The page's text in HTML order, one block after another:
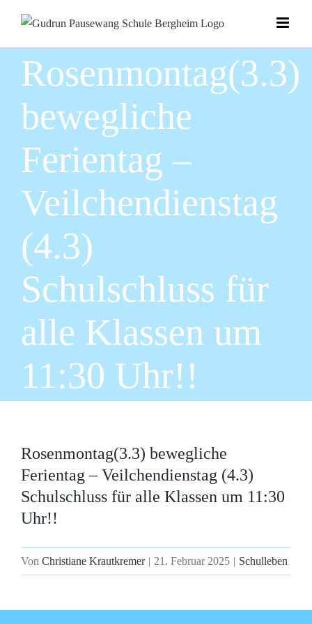
Inhalt
springen
Rosenmontag(3.3)
bewegliche
Ferientag –
Veilchendienstag
(4.3)
Schulschluss für
alle Klassen um
11:30 Uhr!!
Rosenmontag(3.3) bewegliche
Ferientag – Veilchendienstag (4.3)
Schulschluss für alle Klassen um 11:30
Uhr!!
Von Christiane Krautkremer | 21. Februar 2025 | Schulleben